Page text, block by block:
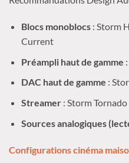
Blocs monoblocs: Storm
Current
Préampli haut de gamme
DAC haut de gamme :
Streamer: Storm
Sources analogiques
Configurations cinéma